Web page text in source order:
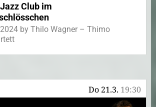
Club im
by Thilo Wagner – Thimo
Do 21.3. 19:30